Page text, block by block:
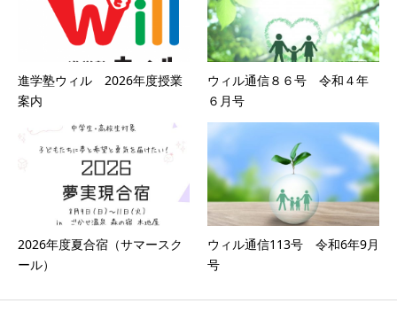
進学塾ウィル 2026年度授業
案内
ウィル通信８６号 令和４年
６月号
2026年度夏合宿（サマースク
ール）
ウィル通信113号 令和6年9月
号